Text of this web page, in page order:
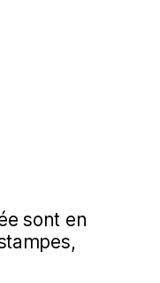
sont en